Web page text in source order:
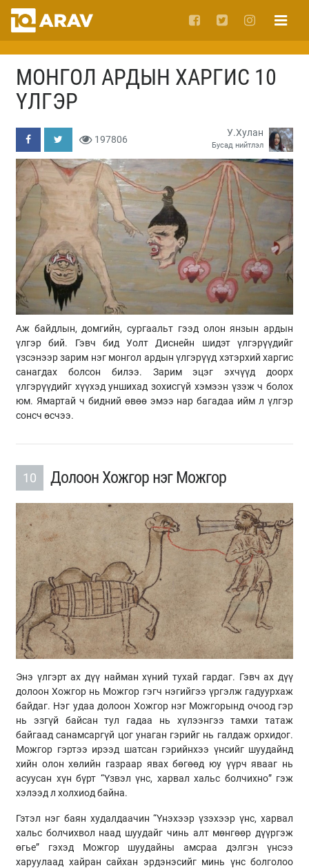
МОНГОЛ АРДЫН ХАРГИС 10
ҮЛГЭР
197806
У.Хулан
Бусад нийтлэл
Аж байдлын, домгийн, сургаальт гээд олон янзын ардын
үлгэр бий. Гэвч бид Уолт Диснейн шидэт үлгэрүүдийг
үзсэнээр зарим нэг монгол ардын үлгэрүүд хэтэрхий харгис
санагдах болсон билээ. Зарим эцэг эхчүүд доорх
үлгэрүүдийг хүүхэд уншихад зохисгүй хэмээн үзэж ч болох
юм. Ямартай ч бидний өвөө эмээ нар багадаа ийм л үлгэр
сонсч өсчээ.
10 Долоон Хожгор нэг Можгор
Энэ үлгэрт ах дүү найман хүний тухай гардаг. Гэвч ах дүү
долоон Хожгор нь Можгор гэгч нэгийгээ үргэлж гадуурхаж
байдаг. Нэг удаа долоон Хожгор нэг Можгорынд очоод гэр
нь эзгүй байсан тул гадаа нь хүлээнгээ тамхи татаж
байгаад санамсаргүй цог унаган гэрийг нь галдаж орхидог.
Можгор гэртээ ирээд шатсан гэрийнхээ үнсийг шуудайнд
хийн олон хөлийн газраар явах бөгөөд юу үүрч явааг нь
асуусан хүн бүрт “Үзвэл үнс, харвал хальс болчихно” гэж
хэлээд л холхиод байна.
Гэтэл нэг баян худалдаачин “Үнэхээр үзэхээр үнс, харвал
хальс болчихвол наад шуудайг чинь алт мөнгөөр дүүргэж
өгье” гэхэд Можгор шуудайны амсраа дэлгэн үнсээ
харуулаад хайран сайхан эрдэнэсийг минь үнс болголоо